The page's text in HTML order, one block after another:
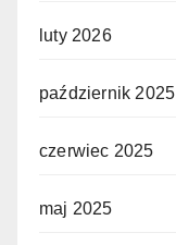
luty 2026
październik 2025
czerwiec 2025
maj 2025